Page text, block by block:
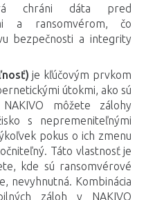
chráni dáta pred
a ransomvérom, čo
bezpečnosti a integrity
je kľúčovým prvkom
útokmi, ako sú
môžete zálohy
s nepremeniteľnými
pokus o ich zmenu
Táto vlastnosť je
kde sú ransomvérové
nevyhnutná. Kombinácia
záloh v NAKIVO